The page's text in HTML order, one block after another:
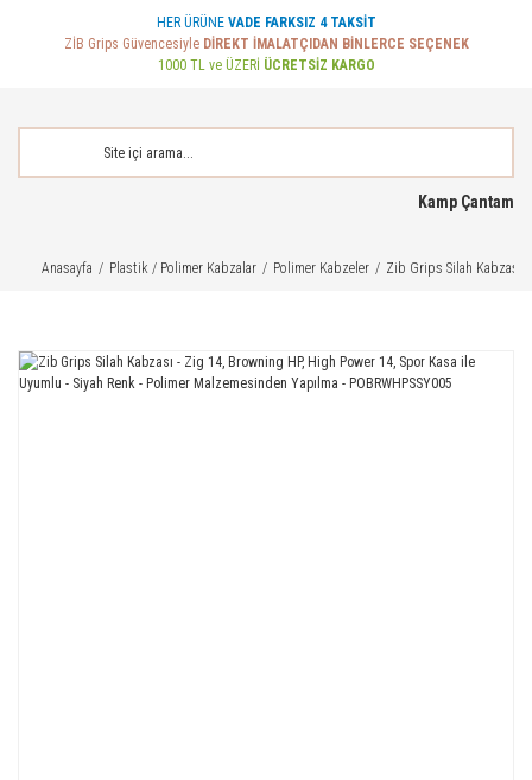
HER ÜRÜNE VADE FARKSIZ 4 TAKSİT
ZİB Grips Güvencesiyle DİREKT İMALATÇIDAN BİNLERCE SEÇENEK
1000 TL ve ÜZERİ ÜCRETSİZ KARGO
Kamp Çantam
Anasayfa Plastik / Polimer Kabzalar Polimer Kabzeler Zib Grips Silah Kabzası